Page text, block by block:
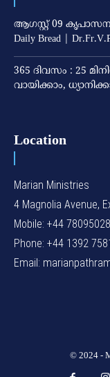
ആഗസ്റ്റ് 09
Daily Bread |
365 ദിവസം : 25
വായിക്കാം,
Location
Marian Ministries
4 Magnolia Avenue,
Mobile: +44
Phone: +44 1392
Email:
© 2024 -